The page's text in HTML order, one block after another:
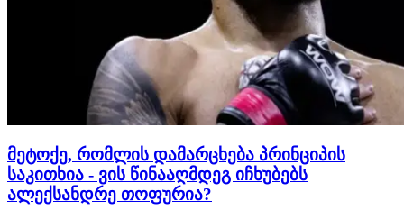
მეტოქე, რომლის დამარცხება პრინციპის
საკითხია - ვის წინააღმდეგ იჩხუბებს
ალექსანდრე თოფურია?